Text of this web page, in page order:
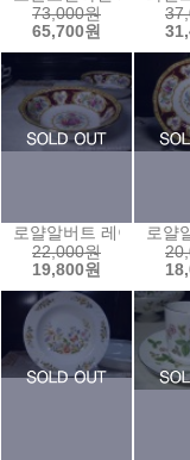
73,000원
65,700원
로얄알버트 레이디해밀
22,000원
19,800원
로얄